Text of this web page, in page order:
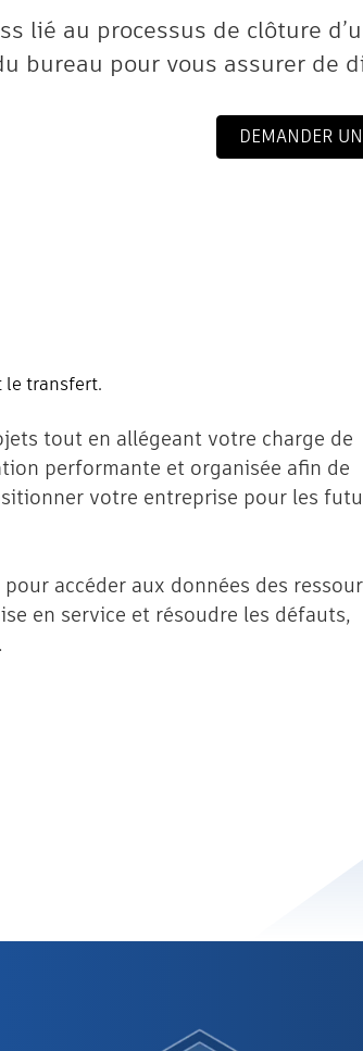
lié au processus de clôture
bureau pour vous assurer de
DEMANDER
le transfert.
tout en allégeant votre charge de
performante et organisée afin de
votre entreprise pour les
accéder aux données des
en service et résoudre les défauts,